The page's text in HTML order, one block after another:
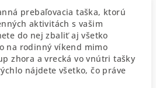
prebaľovacia taška, ktorú
aktivitách s vašim
do nej zbaliť aj všetko
na rodinný víkend mimo
zhora a vrecká vo vnútri tašky
nájdete všetko, čo práve